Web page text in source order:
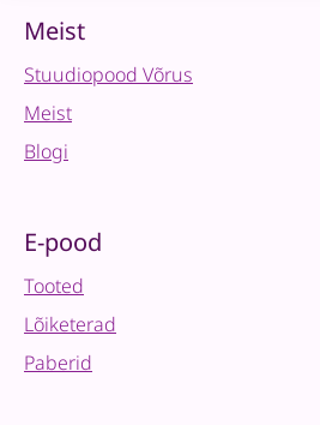
Meist
Stuudiopood Võrus
Meist
Blogi
E-pood
Tooted
Lõiketerad
Paberid